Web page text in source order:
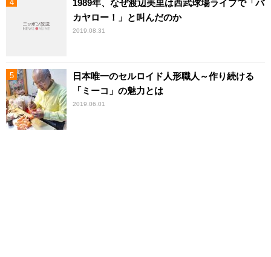
1989年、なぜ渡辺美里は西武球場ライブで「バ
カヤロー！」と叫んだのか
2019.08.31
日本唯一のセルロイド人形職人～作り続ける
「ミーコ」の魅力とは
2019.06.01